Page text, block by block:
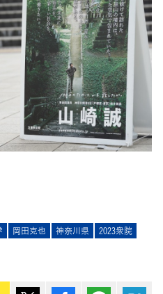
岡田克也 神奈川県 2023衆院